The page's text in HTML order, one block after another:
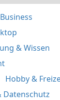
& Wissen
Hobby &
Datenschutz